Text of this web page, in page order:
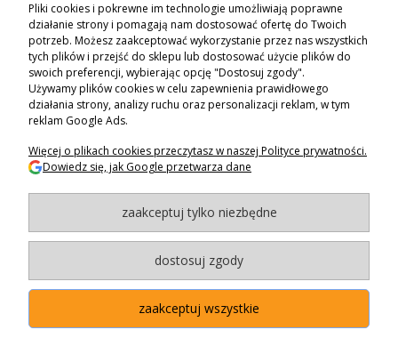
ZAPISZ SIĘ
ZAKUPY
POMOC
MOJE KONTO
BAGAZNIKI.PL- 2024
Pliki cookies i pokrewne im technologie umożliwiają poprawne
działanie strony i pomagają nam dostosować ofertę do Twoich
potrzeb. Możesz zaakceptować wykorzystanie przez nas wszystkich
tych plików i przejść do sklepu lub dostosować użycie plików do
swoich preferencji, wybierając opcję "Dostosuj zgody".
Używamy plików cookies w celu zapewnienia prawidłowego
działania strony, analizy ruchu oraz personalizacji reklam, w tym
reklam Google Ads.
Więcej o plikach cookies przeczytasz w naszej Polityce prywatności.
Dowiedz się, jak Google przetwarza dane
zaakceptuj tylko niezbędne
dostosuj zgody
zaakceptuj wszystkie